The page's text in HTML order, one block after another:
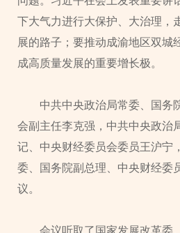
下大气力进行大保护、大治理，
展的路子；要推动成渝地区双城
成高质量发展的重要增长极。
中共中央政治局常委、国务
会副主任李克强，中共中央政治
记、中央财经委员会委员王沪宁
委、国务院副总理、中央财经委
议。
会议听取了国家发展改革委